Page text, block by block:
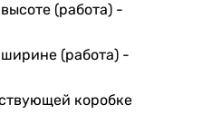
(работа) -
(работа) -
коробке